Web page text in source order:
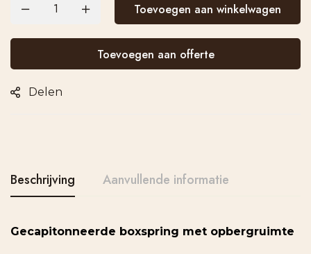
Toevoegen aan winkelwagen
Toevoegen aan offerte
Delen
Beschrijving Aanvullende informatie
Gecapitonneerde boxspring met opbergruimte